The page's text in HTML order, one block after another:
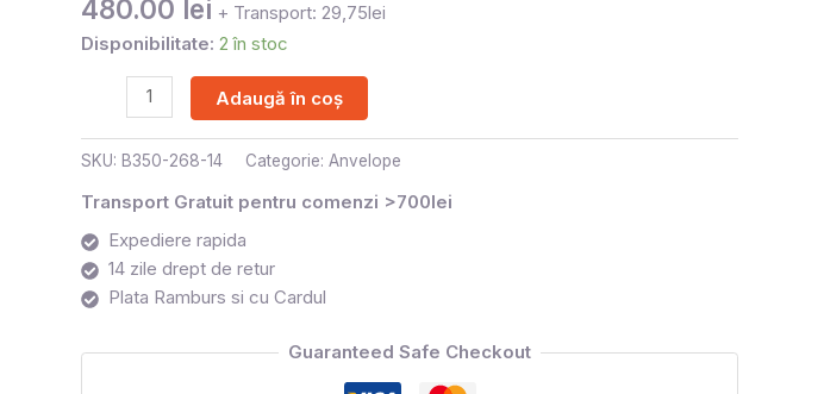
480.00 lei + Transport: 29,75lei
Disponibilitate: 2 în stoc
Adaugă în coș
SKU: B350-268-14 Categorie: Anvelope
Transport Gratuit pentru comenzi >700lei
Expediere rapida
14 zile drept de retur
Plata Ramburs si cu Cardul
Guaranteed Safe Checkout